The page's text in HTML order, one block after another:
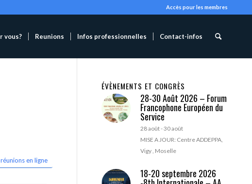
Accès pour les membres
vous? Reunions Infos professionnelles Contact-infos
en ligne
ÉVÈNEMENTS ET CONGRÈS
28-30 Août 2026 – Forum
Francophone Européen du
Service
28 août-30 août
MISE A JOUR: Centre ADDEPPA,
Vigy , Moselle
18-20 septembre 2026